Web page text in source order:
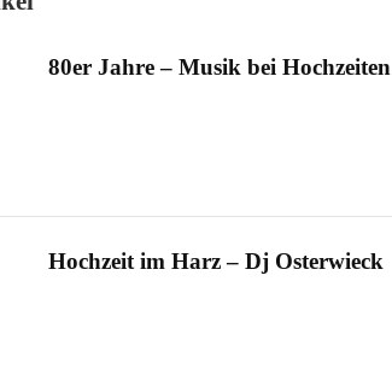
80er Jahre – Musik bei Hochzeiten
Hochzeit im Harz – Dj Osterwieck